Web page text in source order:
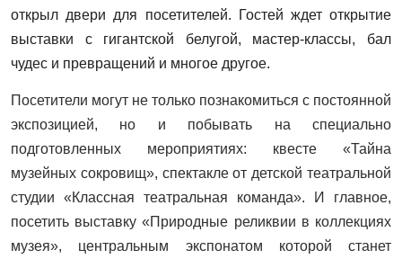
открыл двери для посетителей. Гостей ждет открытие
выставки с гигантской белугой, мастер-классы, бал
чудес и превращений и многое другое.
Посетители могут не только познакомиться с постоянной
экспозицией, но и побывать на специально
подготовленных мероприятиях: квесте «Тайна
музейных сокровищ», спектакле от детской театральной
студии «Классная театральная команда». И главное,
посетить выставку «Природные реликвии в коллекциях
музея», центральным экспонатом которой станет